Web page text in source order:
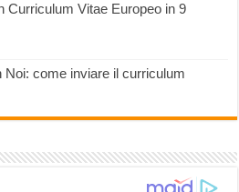
Curriculum Vitae Europeo in 9
Noi: come inviare il curriculum